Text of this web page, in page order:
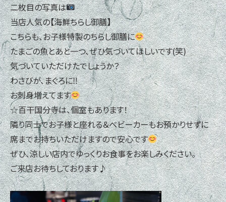
二枚目の写真は
当店人気の【海鮮ちらし御膳】
こちらも、お子様特製のちらし御膳に
たまごの魚とあと一つ、ぜひ気づいてほしいです(笑)
気づいていただけたでしょうか？
わさびが、まぐろに‼
お刺身増えてます
☆百干国分寺は、個室もあります！
隣り同士でお子様と座れる＆ベビーカーもお預かりせずに
席までお持ちいただけますので安心です
ぜひ、涼しい店内でゆっくりお食事をお楽しみください。
ご来店お待ちしております♪